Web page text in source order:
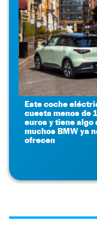
Este coche
cuesta menos de
euros y tiene algo
muchos BMW ya
ofrecen